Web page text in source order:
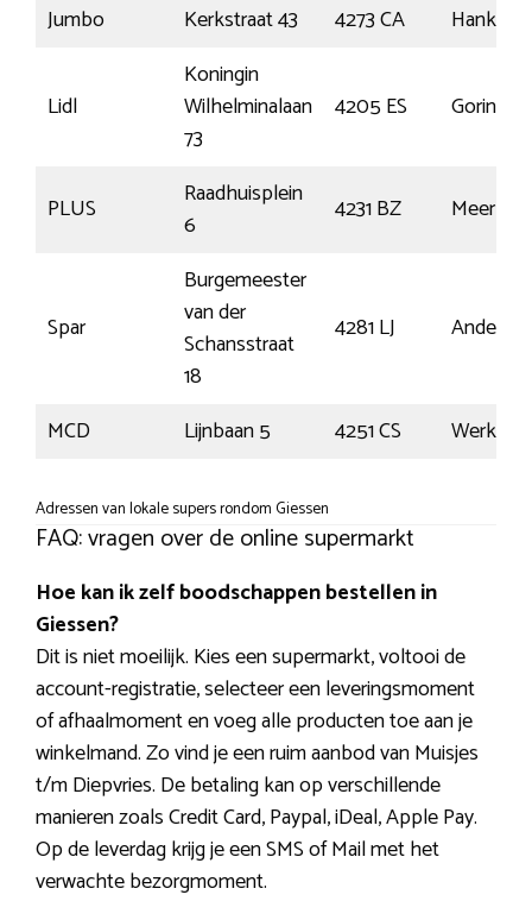
Jumbo
Kerkstraat 43 4273 CA Hank
Lidl
Koningin
Wilhelminalaan
73
4205 ES
PLUS
Raadhuisplein
6
4231 BZ Meerkerk
Spar
Burgemeester
van der
Schansstraat
18
4281 LJ Andel
MCD Lijnbaan 5 4251 CS
Adressen van lokale supers rondom Giessen
FAQ: vragen over de online supermarkt
Hoe kan ik zelf boodschappen bestellen in
Giessen?
Dit is niet moeilijk. Kies een supermarkt, voltooi de
account-registratie, selecteer een leveringsmoment
of afhaalmoment en voeg alle producten toe aan je
winkelmand. Zo vind je een ruim aanbod van Muisjes
t/m Diepvries. De betaling kan op verschillende
manieren zoals Credit Card, Paypal, iDeal, Apple Pay.
Op de leverdag krijg je een SMS of Mail met het
verwachte bezorgmoment.